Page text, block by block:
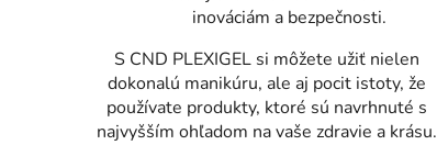
inováciám a bezpečnosti.
S CND PLEXIGEL si môžete užiť nielen
dokonalú manikúru, ale aj pocit istoty, že
používate produkty, ktoré sú navrhnuté s
najvyšším ohľadom na vaše zdravie a krásu.